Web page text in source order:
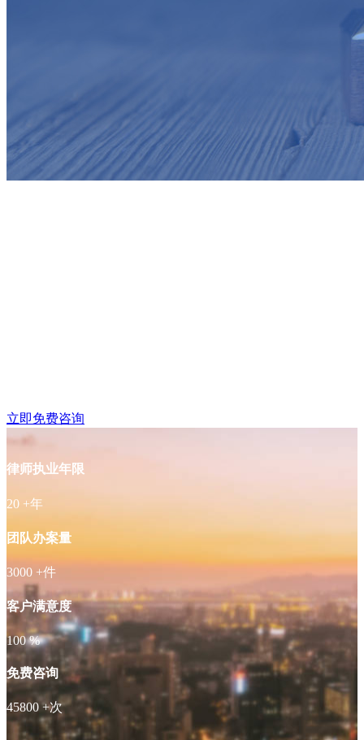
立即免费咨询
律师执业年限
20 +年
团队办案量
3000 +件
客户满意度
100 %
免费咨询
45800 +次